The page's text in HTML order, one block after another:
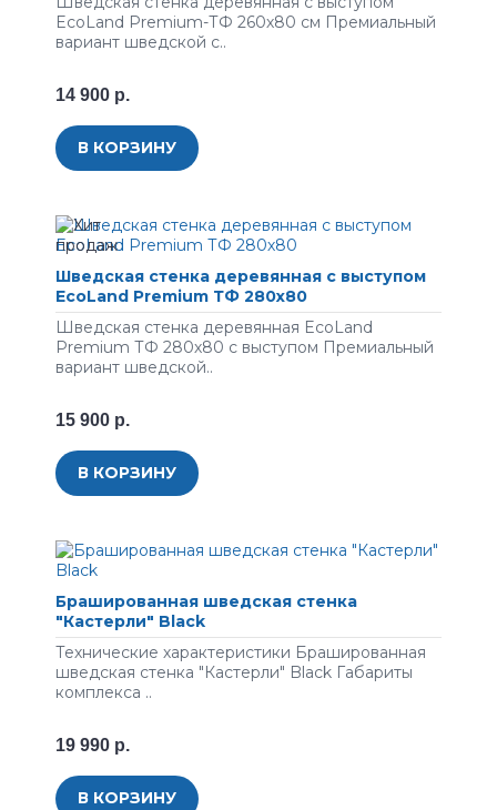
EcoLand Premium-ТФ 260х80 см Премиальный
вариант шведской с..
14 900 р.
В КОРЗИНУ
Шведская стенка деревянная с выступом
EcoLand Premium ТФ 280х80
Шведская стенка деревянная EcoLand
Premium ТФ 280х80 с выступом Премиальный
вариант шведской..
15 900 р.
В КОРЗИНУ
Брашированная шведская стенка
"Кастерли" Black
Технические характеристики Брашированная
шведская стенка "Кастерли" Black Габариты
комплекса ..
19 990 р.
В КОРЗИНУ